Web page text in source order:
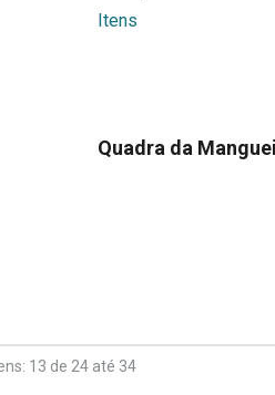
Itens
Quadra da
13 de 24 até 34